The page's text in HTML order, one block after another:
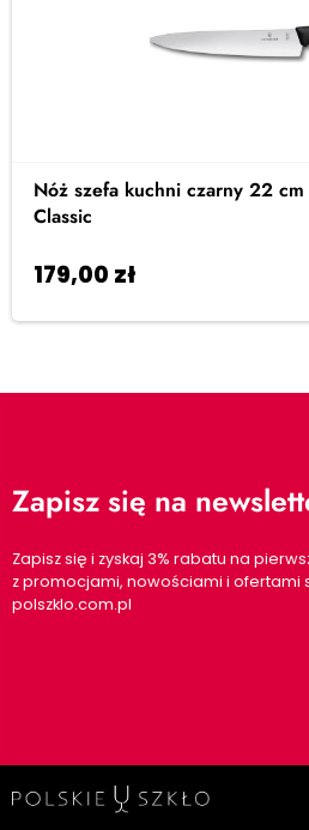
Nóż szefa kuchni czarny 22
Classic
179,00 zł
Zapisz się na
Zapisz się i zyskaj 3% rabatu na
z promocjami, nowościami i ofertami
polszklo.com.pl